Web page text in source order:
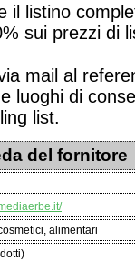
il listino
sui prezzi di
mail al
luoghi di
list.
del fornitore
alimentari